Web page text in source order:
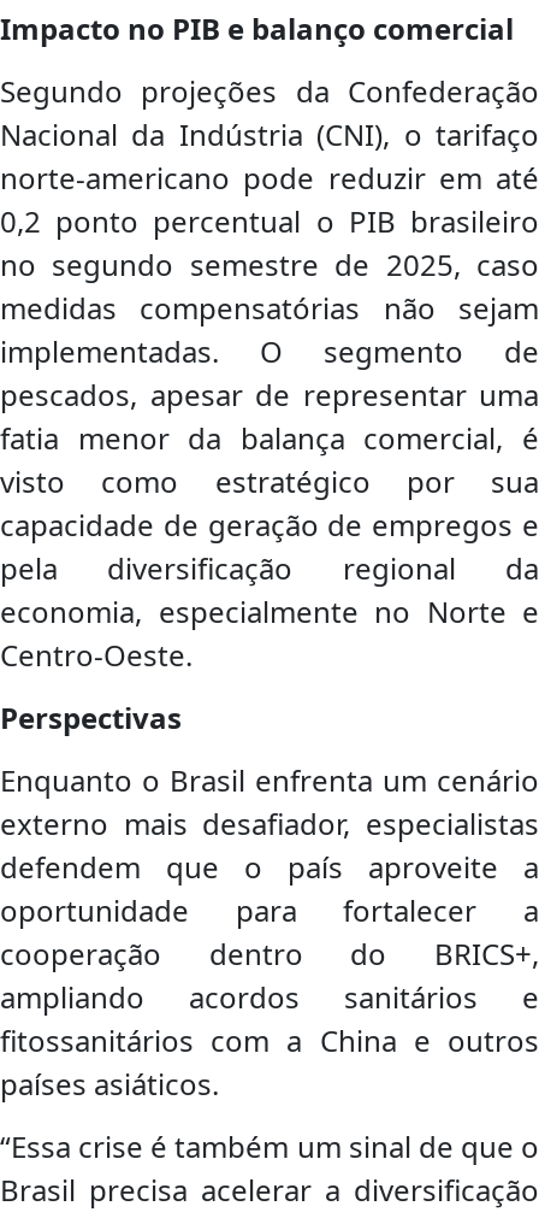
Impacto no PIB e balanço comercial
Segundo projeções da Confederação
Nacional da Indústria (CNI), o tarifaço
norte-americano pode reduzir em até
0,2 ponto percentual o PIB brasileiro
no segundo semestre de 2025, caso
medidas compensatórias não sejam
implementadas. O segmento de
pescados, apesar de representar uma
fatia menor da balança comercial, é
visto como estratégico por sua
capacidade de geração de empregos e
pela diversificação regional da
economia, especialmente no Norte e
Centro-Oeste.
Perspectivas
Enquanto o Brasil enfrenta um cenário
externo mais desafiador, especialistas
defendem que o país aproveite a
oportunidade para fortalecer a
cooperação dentro do BRICS+,
ampliando acordos sanitários e
fitossanitários com a China e outros
países asiáticos.
“Essa crise é também um sinal de que o
Brasil precisa acelerar a diversificação